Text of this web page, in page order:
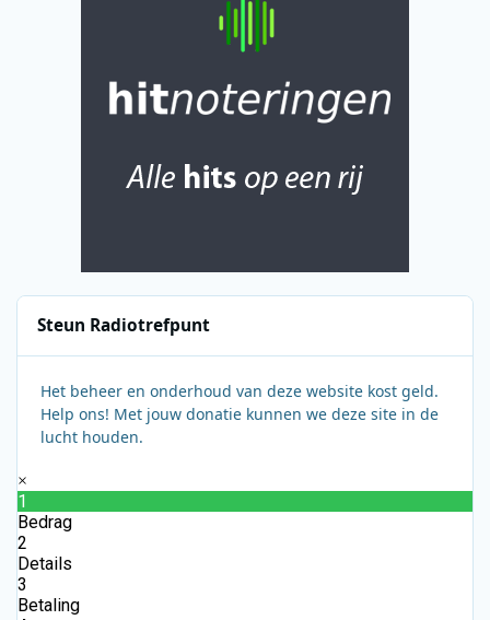
Steun Radiotrefpunt
Het beheer en onderhoud van deze website kost geld.
Help ons! Met jouw donatie kunnen we deze site in de
lucht houden.